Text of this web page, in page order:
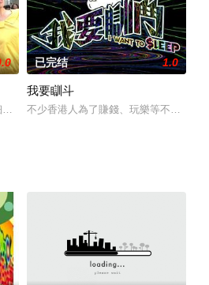
東京賞櫻並
解「抗疫是与非」！全城抢购口罩，扑得到
女生」，天生嬌小卻食量驚人！她們會穿
已完结 1.0
我要瞓斗
不少香港人為了賺錢、玩樂等不同原因